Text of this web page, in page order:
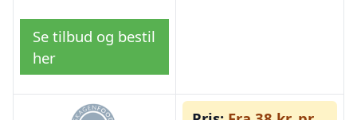
Se tilbud og bestil
her